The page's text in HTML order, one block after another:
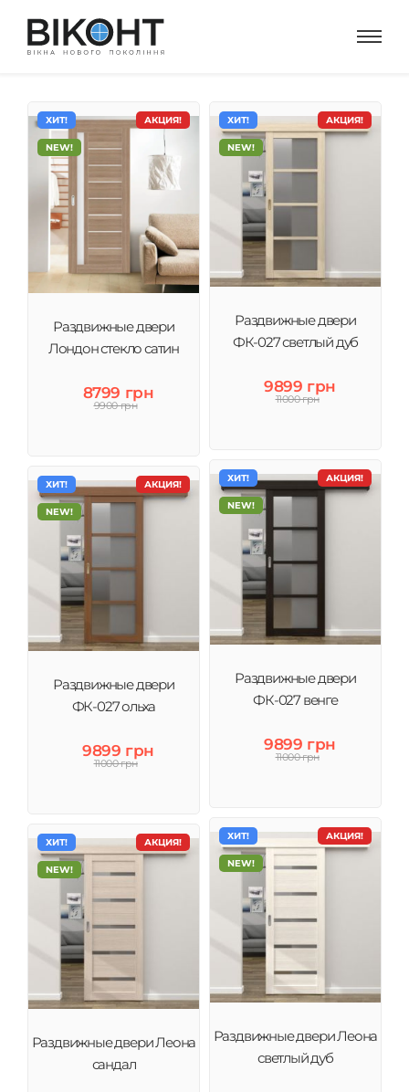
АКЦИЯ!
ХИТ!
NEW!
Раздвижные двери
Лондон стекло сатин
8799 грн
9900 грн
АКЦИЯ!
ХИТ!
NEW!
Раздвижные двери
ФК-027 светлый дуб
9899 грн
11000 грн
АКЦИЯ!
ХИТ!
NEW!
Раздвижные двери
ФК-027 венге
9899 грн
11000 грн
АКЦИЯ!
ХИТ!
NEW!
Раздвижные двери
ФК-027 ольха
9899 грн
11000 грн
АКЦИЯ!
ХИТ!
NEW!
Раздвижные двери Леона
светлый дуб
АКЦИЯ!
ХИТ!
NEW!
Раздвижные двери Леона
сандал